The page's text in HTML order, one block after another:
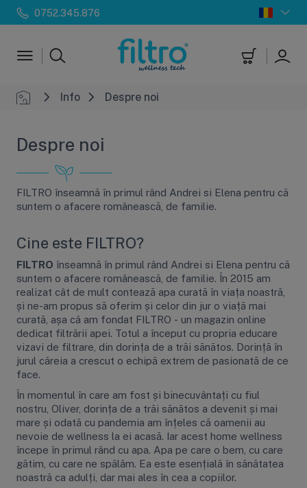
0752.345.876
Sisteme de filtrare
Ultrafiltrare
(6)
Filtre cu purjare
(16)
Filtre pentru duș
(8)
Sterilizatoare UV
Carcase
Big Blue/
(8)
Carcase
(17)
Big Blue/
(11)
Info Despre noi
Despre noi
FILTRO înseamnă în primul rând Andrei si Elena pentru că
suntem o afacere românească, de familie.
Cine este FILTRO?
FILTRO înseamnă în primul rând Andrei si Elena pentru că
suntem o afacere românească, de familie. În 2015 am
realizat cât de mult contează apa curată în viața noastră,
și ne-am propus să oferim și celor din jur o viață mai
curată, așa că am fondat FILTRO - un magazin online
dedicat filtrării apei. Totul a început cu propria educare
vizavi de filtrare, din dorința de a trăi sănătos. Dorință în
jurul căreia a crescut o echipă extrem de pasionată de ce
face.
În momentul în care am fost și binecuvântați cu fiul
nostru, Oliver, dorința de a trăi sănătos a devenit și mai
mare și odată cu pandemia am înțeles că oamenii au
nevoie de wellness la ei acasă. Iar acest home wellness
începe în primul rând cu apa. Apa pe care o bem, cu care
gătim, cu care ne spălăm. Ea este esențială în sănătatea
noastră ca adulți, dar mai ales în cea a copiilor.